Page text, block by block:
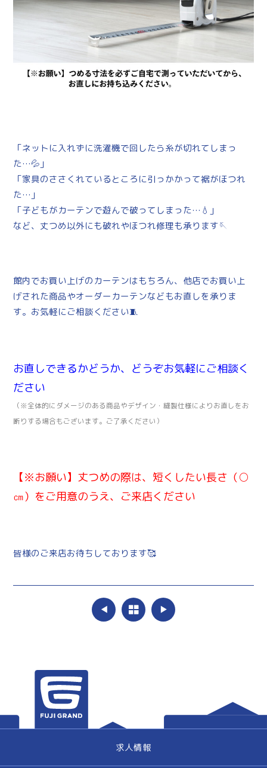
「ネットに入れずに洗濯機で回したら糸が切れてしまっ
た…💦」
「家具のささくれているところに引っかかって裾がほつれ
た…」
「子どもがカーテンで遊んで破ってしまった…💧」
など、丈つめ以外にも破れやほつれ修理も承ります🪡
館内でお買い上げのカーテンはもちろん、他店でお買い上
げされた商品やオーダーカーテンなどもお直しを承りま
す。お気軽にご相談ください🧵
お直しできるかどうか、どうぞお気軽にご相談く
ださい
（※全体的にダメージのある商品やデザイン・縫製仕様によりお直しをお
断りする場合もございます。ご了承ください）
【※お願い】丈つめの際は、短くしたい長さ（○
㎝）をご用意のうえ、ご来店ください
皆様のご来店お待ちしております🥰
求人情報